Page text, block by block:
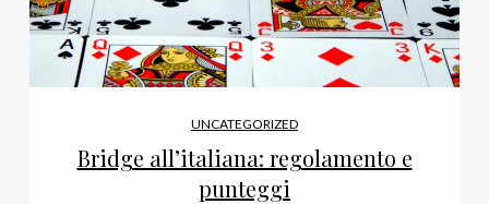
UNCATEGORIZED
Bridge all’italiana: regolamento e
punteggi